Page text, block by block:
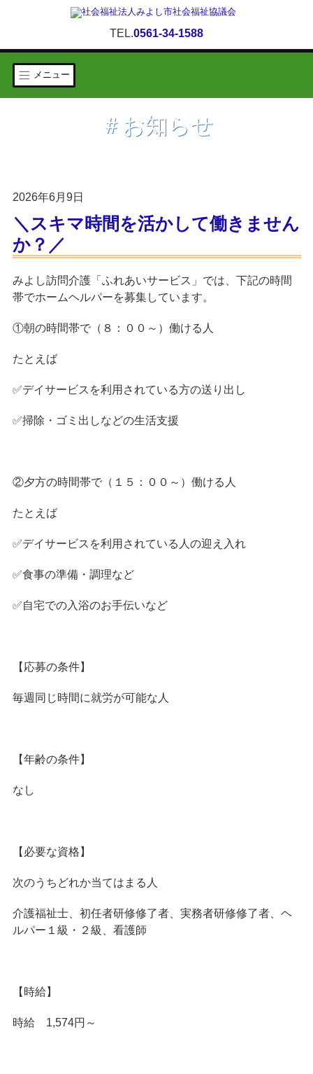
TEL.0561-34-1588
メニュー
＃お知らせ
2026年6月9日
＼スキマ時間を活かして働きません
か？／
みよし訪問介護「ふれあいサービス」では、下記の時間
帯でホームヘルパーを募集しています。
①朝の時間帯で（８：００～）働ける人
たとえば
✅デイサービスを利用されている方の送り出し
✅掃除・ゴミ出しなどの生活支援
②夕方の時間帯で（１５：００～）働ける人
たとえば
✅デイサービスを利用されている人の迎え入れ
✅食事の準備・調理など
✅自宅での入浴のお手伝いなど
【応募の条件】
毎週同じ時間に就労が可能な人
【年齢の条件】
なし
【必要な資格】
次のうちどれか当てはまる人
介護福祉士、初任者研修修了者、実務者研修修了者、ヘ
ルパー１級・２級、看護師
【時給】
時給 1,574円～